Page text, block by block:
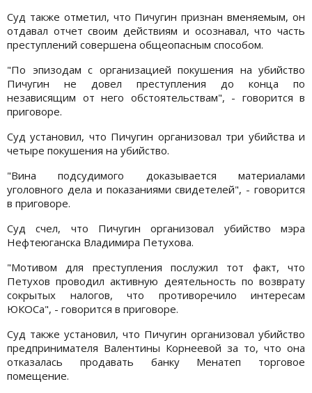
Суд также отметил, что Пичугин признан вменяемым, он
отдавал отчет своим действиям и осознавал, что часть
преступлений совершена общеопасным способом.
"По эпизодам с организацией покушения на убийство
Пичугин не довел преступления до конца по
независящим от него обстоятельствам", - говорится в
приговоре.
Суд установил, что Пичугин организовал три убийства и
четыре покушения на убийство.
"Вина подсудимого доказывается материалами
уголовного дела и показаниями свидетелей", - говорится
в приговоре.
Суд счел, что Пичугин организовал убийство мэра
Нефтеюганска Владимира Петухова.
"Мотивом для преступления послужил тот факт, что
Петухов проводил активную деятельность по возврату
сокрытых налогов, что противоречило интересам
ЮКОСа", - говорится в приговоре.
Суд также установил, что Пичугин организовал убийство
предпринимателя Валентины Корнеевой за то, что она
отказалась продавать банку Менатеп торговое
помещение.